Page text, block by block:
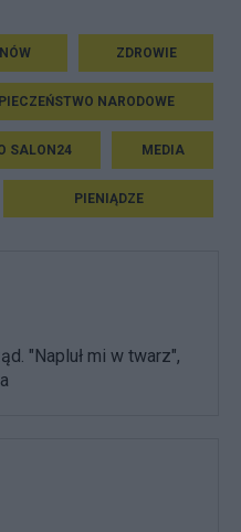
ZDROWIE
NARODOWE
SALON24 MEDIA
PIENIĄDZE
"Napluł mi w twarz",